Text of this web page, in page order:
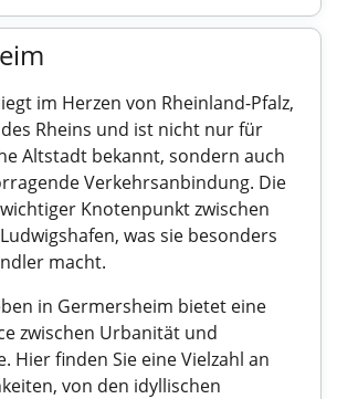
im Herzen von Rheinland-Pfalz,
Rheins und ist nicht nur für
Altstadt bekannt, sondern auch
Verkehrsanbindung. Die
Knotenpunkt zwischen
was sie besonders
macht.
in Germersheim bietet eine
zwischen Urbanität und
Hier finden Sie eine Vielzahl an
von den idyllischen